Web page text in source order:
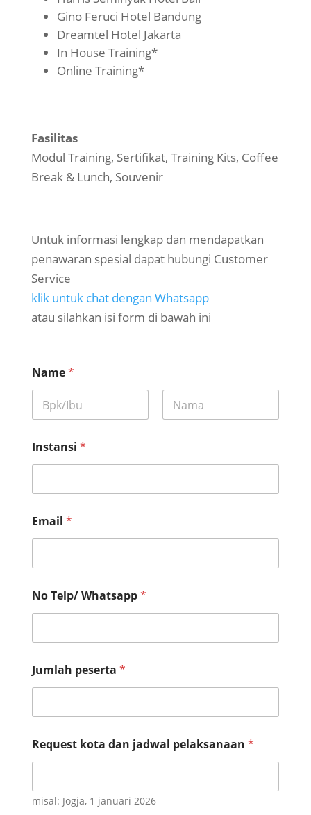
Gino Feruci Hotel Bandung
Dreamtel Hotel Jakarta
In House Training*
Online Training*
Fasilitas
Modul Training, Sertifikat, Training Kits, Coffee
Break & Lunch, Souvenir
Untuk informasi lengkap dan mendapatkan
penawaran spesial dapat hubungi Customer
Service
klik untuk chat dengan Whatsapp
atau silahkan isi form di bawah ini
Name*
Instansi *
Email *
No Telp/ Whatsapp*
h
a
s
p
p
J
m
l
Jumlah peserta *
Request kota dan jadwal pelaksanaan *
misal: Jogja, 1 januari 2026